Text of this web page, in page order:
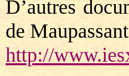
D’autres
de
http://